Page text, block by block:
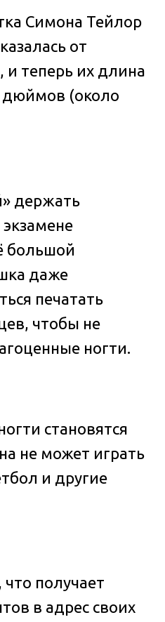
Симона Тейлор
от
и теперь их длина
дюймов (около
держать
большой
даже
печатать
чтобы не
ногти.
становятся
не может играть
и другие
получает
в адрес своих